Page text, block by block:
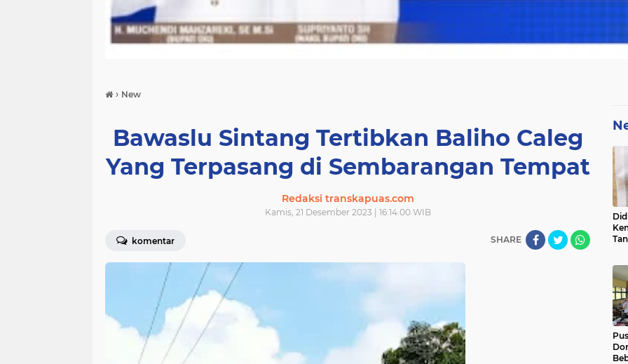
› New
Bawaslu Sintang Tertibkan Baliho Caleg
Yang Terpasang di Sembarangan Tempat
Redaksi transkapuas.com
Kamis, 21 Desember 2023 | 16.14.00 WIB
komentar SHARE